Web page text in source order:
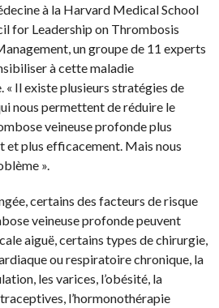
à la Harvard Medical School
for Leadership on Thrombosis
un groupe de 11 experts
à cette maladie
Il existe plusieurs stratégies de
nous permettent de réduire le
veineuse profonde plus
et plus efficacement. Mais nous
».
certains des facteurs de risque
veineuse profonde peuvent
aiguë, certains types de chirurgie,
ou respiratoire chronique, la
les varices, l’obésité, la
l’hormonothérapie